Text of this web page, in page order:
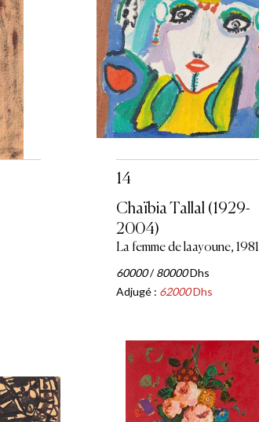
14
Chaïbia Tallal (1929-
2004)
La femme de laayoune, 1981
60000/80000Dhs
Adjugé : 62000Dhs